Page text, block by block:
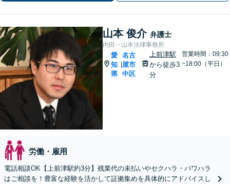
山本 俊介 弁護士
内田・山本法律事務所
愛
知
県
名古
屋市
中区
上前津駅
から徒歩3
分
営業時間：09:30
~18:00（平日）
労働・雇用
電話相談OK【上前津駅約3分】残業代の未払いやセクハラ・パワハラ
はご相談を！豊富な経験を活かして証拠集めを具体的にアドバイスし